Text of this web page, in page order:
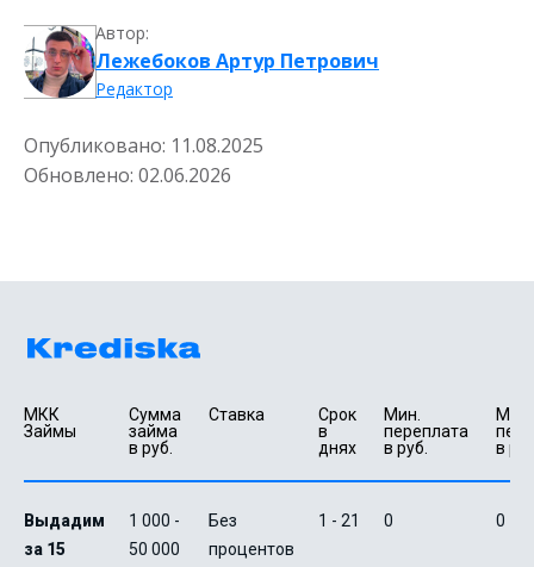
Сумма до50 000
Срок
Займ пенсионерам
Сумма 50 000₽
Срок от 5до 30 дня
Автор:
Лежебоков Артур Петрович
Редактор
Опубликовано: 11.08.2025
Обновлено: 02.06.2026
МКК
Займы
Сумма
займа
в руб.
Ставка
Срок
в
днях
Мин.
переплата
в руб.
в
Выдадим
за 15
1 000 -
50 000
Без
процентов
1 - 21 0 0